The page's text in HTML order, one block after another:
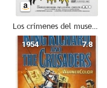
Los crímenes del museo de cera
7.8
1954